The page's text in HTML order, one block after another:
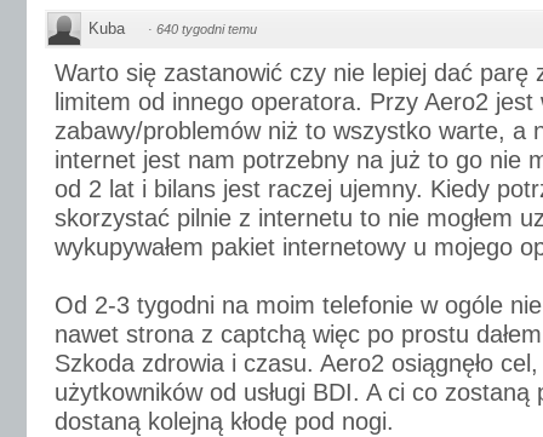
Kuba · 640 tygodni temu
Warto się zastanowić czy nie lepiej dać parę
limitem od innego operatora. Przy Aero2 jest
zabawy/problemów niż to wszystko warte, a
internet jest nam potrzebny na już to go nie
od 2 lat i bilans jest raczej ujemny. Kiedy
skorzystać pilnie z internetu to nie mogłem
wykupywałem pakiet internetowy u mojego
Od 2-3 tygodni na moim telefonie w ogóle nie
nawet strona z captchą więc po prostu
Szkoda zdrowia i czasu. Aero2 osiągnęło
użytkowników od usługi BDI. A ci co zostaną
dostaną kolejną kłodę pod nogi.